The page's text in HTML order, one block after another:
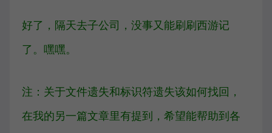
好了，隔天去子公司，没事又能刷刷西游记
了。嘿嘿。
注：关于文件遗失和标识符遗失该如何找回，
在我的另一篇文章里有提到，希望能帮助到各